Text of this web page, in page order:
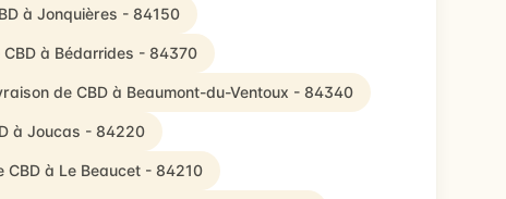
à Jonquières - 84150
à Bédarrides - 84370
de CBD à Beaumont-du-Ventoux - 84340
à Joucas - 84220
CBD à Le Beaucet - 84210